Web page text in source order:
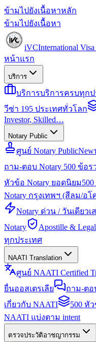
ข้ามไปยังเนื้อหาหลัก
ข้ามไปยังเนื้อหา
iVCInternational Visa
หน้าแรก
บริการ
บริการบริการครบทุกป
วีซ่า 195 ประเทศทั่วโลก
Investor, Skilled…
Notary Public
ศูนย์ Notary PublicNew
ถาม-ตอบ Notary 500 ข้อร
หัวข้อ Notary ยอดนิยม
Notary กรุงเทพฯ (สีลม/อโ
Notary ด่วน / วันเดียวเ
Notary
Apostille &
ทุกประเทศ
NAATI Translation
ศูนย์ NAATI Certified
ยื่นออสเตรเลีย
ถาม-ตอ
เกี่ยวกับ NAATI
500 หั
NAATI แบ่งตาม intent
ตรวจประวัติอาชญากรรม